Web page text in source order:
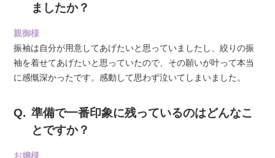
ましたか？
親御様
振袖は自分が用意してあげたいと思っていましたし、絞りの振
袖を着せてあげたいと思っていたので、その願いが叶って本当
に感慨深かったです。感動して思わず泣いてしまいました。
準備で一番印象に残っているのはどんなこ
とですか？
お嬢様